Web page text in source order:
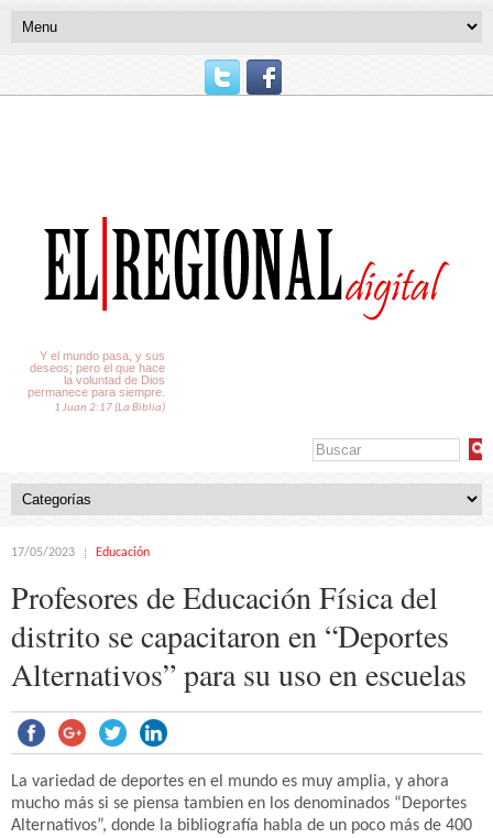
Y el mundo pasa, y sus
deseos; pero el que hace
la voluntad de Dios
permanece para siempre.
1 Juan 2:17 (La Biblia)
17/05/2023 Educación
Profesores de Educación Física del
distrito se capacitaron en “Deportes
Alternativos” para su uso en escuelas
La variedad de deportes en el mundo es muy amplia, y ahora
mucho más si se piensa tambien en los denominados “Deportes
Alternativos”, donde la bibliografía habla de un poco más de 400